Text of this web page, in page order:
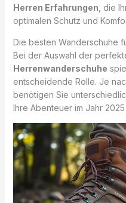
Herren Erfahrungen , die
optimalen Schutz und
Die besten Wanderschuhe
Bei der Auswahl der
Herrenwanderschuhe
entscheidende Rolle. Je
benötigen Sie
Ihre Abenteuer im Jahr